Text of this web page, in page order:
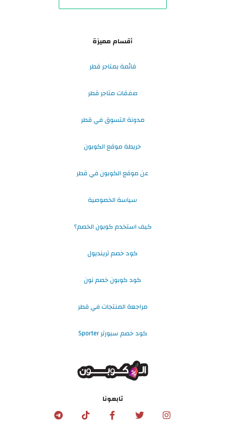
أقسام مميزة
قائمة بمتاجر قطر
صفقات متاجر قطر
مدونة التسوق في قطر
خريطة موقع الكوبون
عن موقع الكوبون في قطر
سياسة الخصوصية
كيف استخدم كوبون الخصم؟
كود خصم ترينديول
كود كوبون خصم نون
مراجعة المنتجات في قطر
كود خصم سبورتر Sporter
تابعونا